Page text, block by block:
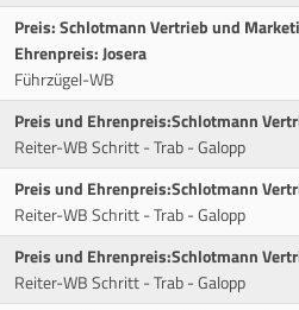
Preis: Schlotmann Vertrieb und
Ehrenpreis: Josera
Führzügel-WB
Preis und Ehrenpreis:Schlotmann
Reiter-WB Schritt - Trab - Galopp
Preis und Ehrenpreis:Schlotmann
Reiter-WB Schritt - Trab - Galopp
Preis und Ehrenpreis:Schlotmann
Reiter-WB Schritt - Trab - Galopp